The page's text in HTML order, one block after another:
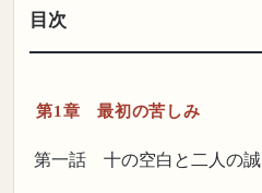
目次
第1章 最初の苦しみ
第一話 十の空白と二人の誠